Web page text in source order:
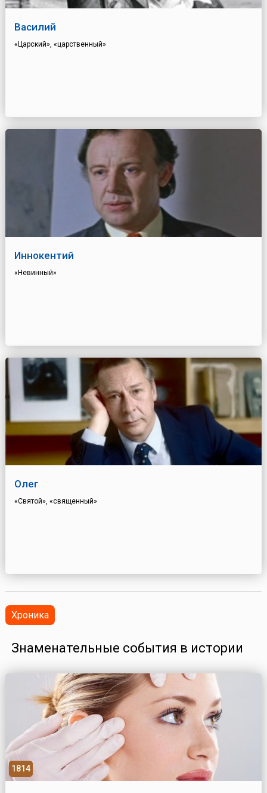
Василий
«Царский», «царственный»
Иннокентий
«Невинный»
Олег
«Святой», «священный»
Хроника
Знаменательные события в истории
1814